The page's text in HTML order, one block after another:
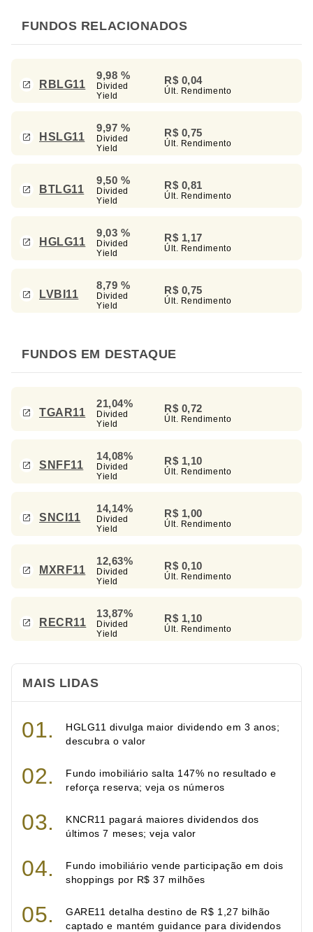
FUNDOS RELACIONADOS
RBLG11
9,98 %
Divided
Yield
R$ 0,04
Últ. Rendimento
HSLG11
9,97 %
Divided
Yield
R$ 0,75
Últ. Rendimento
BTLG11
9,50 %
Divided
Yield
R$ 0,81
Últ. Rendimento
HGLG11
9,03 %
Divided
Yield
R$ 1,17
Últ. Rendimento
LVBI11
8,79 %
Divided
Yield
R$ 0,75
Últ. Rendimento
FUNDOS EM DESTAQUE
TGAR11
21,04%
Divided
Yield
R$ 0,72
Últ. Rendimento
SNFF11
14,08%
Divided
Yield
R$ 1,10
Últ. Rendimento
SNCI11
14,14%
Divided
Yield
R$ 1,00
Últ. Rendimento
MXRF11
12,63%
Divided
Yield
R$ 0,10
Últ. Rendimento
RECR11
13,87%
Divided
Yield
R$ 1,10
Últ. Rendimento
MAIS LIDAS
HGLG11 divulga maior dividendo em 3 anos;
descubra o valor
Fundo imobiliário salta 147% no resultado e
reforça reserva; veja os números
KNCR11 pagará maiores dividendos dos
últimos 7 meses; veja valor
Fundo imobiliário vende participação em dois
shoppings por R$ 37 milhões
GARE11 detalha destino de R$ 1,27 bilhão
captado e mantém guidance para dividendos